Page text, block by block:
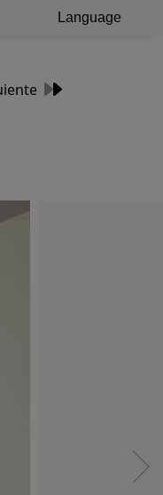
Language
consentimiento